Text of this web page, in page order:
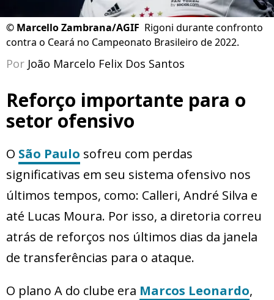
© Marcello Zambrana/AGIF Rigoni durante confronto
contra o Ceará no Campeonato Brasileiro de 2022.
Por João Marcelo Felix Dos Santos
Reforço importante para o
setor ofensivo
O São Paulo sofreu com perdas
significativas em seu sistema ofensivo nos
últimos tempos, como: Calleri, André Silva e
até Lucas Moura. Por isso, a diretoria correu
atrás de reforços nos últimos dias da janela
de transferências para o ataque.
O plano A do clube era Marcos Leonardo,